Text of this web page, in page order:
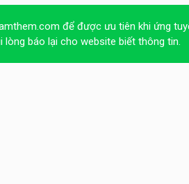
để được ưu tiên khi ứng
lòng báo lại cho website biết thông tin.